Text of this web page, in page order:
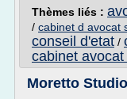
Thèmes liés :
/ cabinet d avocat
conseil d'etat /
cabinet
Moretto